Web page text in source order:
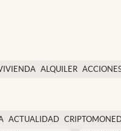
ALQUILER
ACTUALIDAD